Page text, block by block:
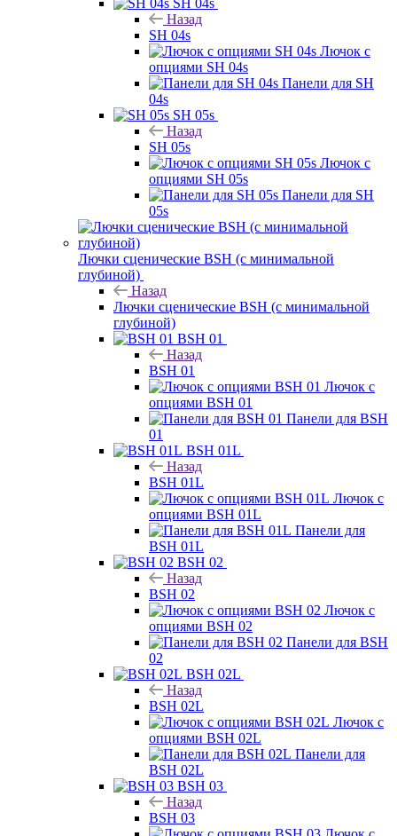
SH 04s
Назад
SH 04s
Лючок с
опциями SH 04s
Панели для SH
04s
SH 05s
Назад
SH 05s
Лючок с
опциями SH 05s
Панели для SH
05s
Лючки сценические BSH (с минимальной
глубиной)
Назад
Лючки сценические BSH (с минимальной
глубиной)
BSH 01
Назад
BSH 01
Лючок с
опциями BSH 01
Панели для BSH
01
BSH 01L
Назад
BSH 01L
Лючок с
опциями BSH 01L
Панели для
BSH 01L
BSH 02
Назад
BSH 02
Лючок с
опциями BSH 02
Панели для BSH
02
BSH 02L
Назад
BSH 02L
Лючок с
опциями BSH 02L
Панели для
BSH 02L
BSH 03
Назад
BSH 03